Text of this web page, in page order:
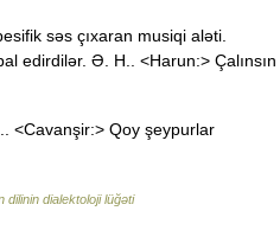
səs çıxaran musiqi aləti.
edirdilər. Ə. H.. <Harun:> Çalınsın
<Cavanşir:> Qoy şeypurlar
dilinin dialektoloji lüğəti